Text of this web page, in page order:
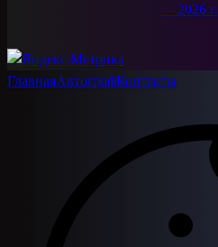
— 2026 г.
ГлавнаяАвтографКонтакты